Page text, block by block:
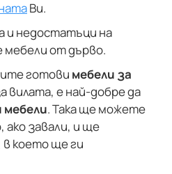
Ви.
готови мебели за
вилата, е най-добре да
мебели. Така ще можете
ако завали, и ще
което ще ги